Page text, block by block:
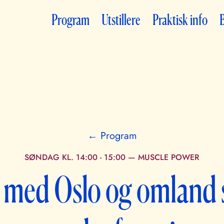
Program Utstillere Praktisk info
← Program
SØNDAG KL. 14:00 - 15:00 — MUSCLE POWER
Oslo og